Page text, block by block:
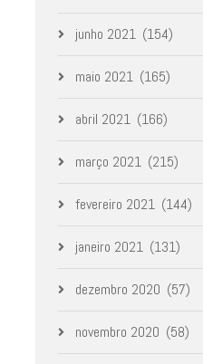
junho 2021 (154)
maio 2021 (165)
abril 2021 (166)
março 2021 (215)
fevereiro 2021 (144)
janeiro 2021 (131)
dezembro 2020 (57)
novembro 2020 (58)